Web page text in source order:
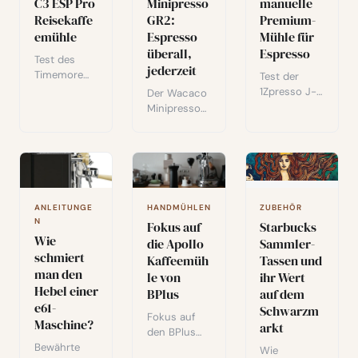
einfach und
schnell.
nach dem
Test.
Reisekaffe
emühle
Test des
Timemore
für Espresso,
kompaktes
Ergonomie
und Fazit für
Kaffeeliebha
ber
unterwegs.
GR2:
Espresso
überall,
jederzeit
Der Wacaco
Minipresso
ergonomisc
he tragbare
Espressoma
ideal für
Kaffeeliebha
ber
unterwegs,
ohne Strom
oder
Premium-
Mühle für
Espresso
Test der
1Zpresso J-
µm
Präzision,
klappbarer
Premium-
Handmahlwe
rk für
Espresso -
Handhabung,
Mahlqualität
und Fazit.
ANLEITUNGE
N
Wie
schmiert
man den
Hebel einer
e61-
Maschine?
Bewährte
HANDMÜHLEN
Fokus auf
die Apollo
Kaffeemüh
le von
BPlus
Fokus auf
den BPlus
ZUBEHÖR
Starbucks
Sammler-
Tassen und
ihr Wert
auf dem
Schwarzm
arkt
Wie